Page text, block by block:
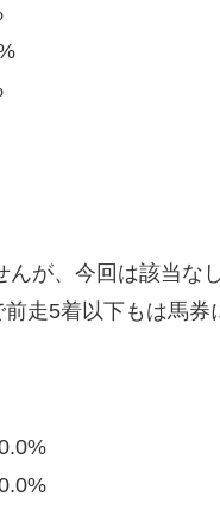
が、今回は該当な
走5着以下もは馬券